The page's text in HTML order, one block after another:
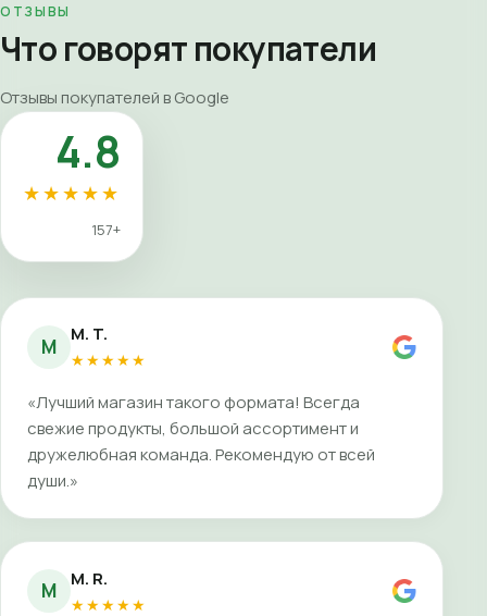
ОТЗЫВЫ
Что говорят покупатели
Отзывы покупателей в Google
4.8
★★★★★
157+
M M. T.
★★★★★
«Лучший магазин такого формата! Всегда
свежие продукты, большой ассортимент и
дружелюбная команда. Рекомендую от всей
души.»
M M. R.
★★★★★